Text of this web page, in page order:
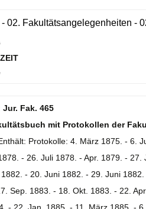
02. Fakultätsangelegenheiten -
Jur. Fak. 465
mit Protokollen der
Protokolle: 4. März 1875. - 6.
- 26. Juli 1878. - Apr. 1879. -
- 20. Juni 1882. - 29. Juni
Sep. 1883. - 18. Okt. 1883. - 22.